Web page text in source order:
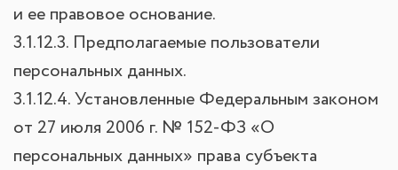
и ее правовое основание.
3.1.12.3. Предполагаемые пользователи
персональных данных.
3.1.12.4. Установленные Федеральным законом
от 27 июля 2006 г. № 152-ФЗ «О
персональных данных» права субъекта